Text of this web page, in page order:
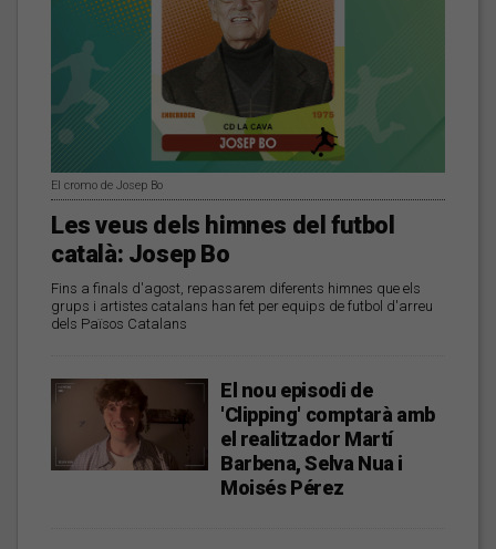
El cromo de Josep Bo
Les veus dels himnes del futbol
català: Josep Bo
Fins a finals d'agost, repassarem diferents himnes que els
grups i artistes catalans han fet per equips de futbol d'arreu
dels Països Catalans
El nou episodi de
'Clipping' comptarà amb
el realitzador Martí
Barbena, Selva Nua i
Moisés Pérez